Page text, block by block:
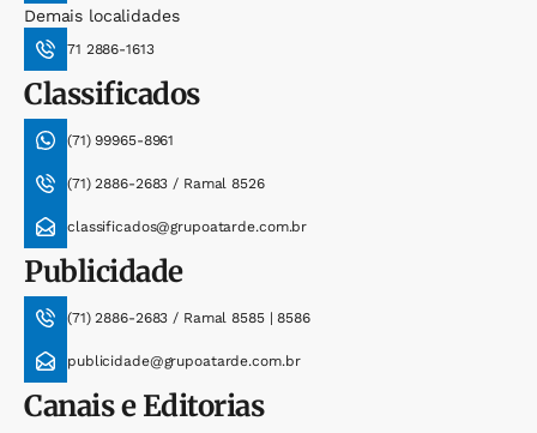
Demais localidades
71 2886-1613
Classificados
(71) 99965-8961
(71) 2886-2683 / Ramal 8526
classificados@grupoatarde.com.br
Publicidade
(71) 2886-2683 / Ramal 8585 | 8586
publicidade@grupoatarde.com.br
Canais e Editorias